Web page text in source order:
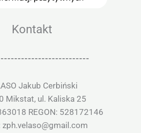
Kontakt
Jakub Cerbiński
Mikstat, ul. Kaliska 25
REGON: 528172146
zph.velaso@gmail.com